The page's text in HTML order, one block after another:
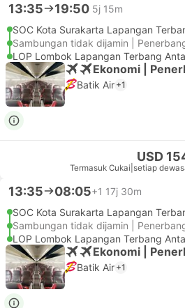
13:35 19:50 5j 15m
SOC Kota Surakarta Lapangan
Sambungan tidak dijamin |
LOP Lombok Lapangan Terbang
Ekonomi |
Batik Air +1
USD
Termasuk Cukai setiap
13:35 08:05+1 17j 30m
SOC Kota Surakarta Lapangan
LOP Lombok Lapangan Terbang
Ekonomi |
Batik Air +1